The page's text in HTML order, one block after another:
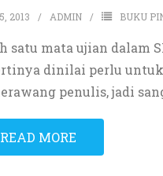
2013 ADMIN BUKU
satu mata ujian dalam
dinilai perlu untuk
penulis, jadi
READ MORE